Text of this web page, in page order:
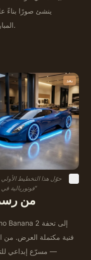
ينشئ صورًا بناءً
المباريات والأحداث الجارية — يتم تصويرها فورًا.
بعد
حوّل هذا التخطيط
فوتوريالية”
من
فنية مكتملة العرض. من
— مسرّع إبداعي